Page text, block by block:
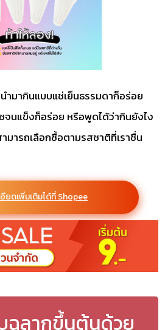
ำมากินแบบแช่เย็นธรรมดาก็อร่อย
จนแข็งก็อร่อย หรือพูดได้ว่ากินยังไง
มารถเลือกซื้อตามรสชาติที่เราชื่น
ยดเพิ่มเติมได้ที่ Shopee
ลากขึ้นต้นด้วย